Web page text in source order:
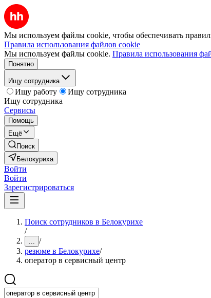
Мы используем файлы cookie, чтобы обеспечивать
Правила использования файлов cookie
Мы используем файлы cookie. Правила использования
Понятно
Ищу сотрудника
Ищу работу
Ищу сотрудника
Ищу сотрудника
Сервисы
Помощь
Ещё
Поиск
Белокуриха
Войти
Войти
Зарегистрироваться
Поиск сотрудников в Белокурихе
/
... /
резюме в Белокурихе/
оператор в сервисный центр